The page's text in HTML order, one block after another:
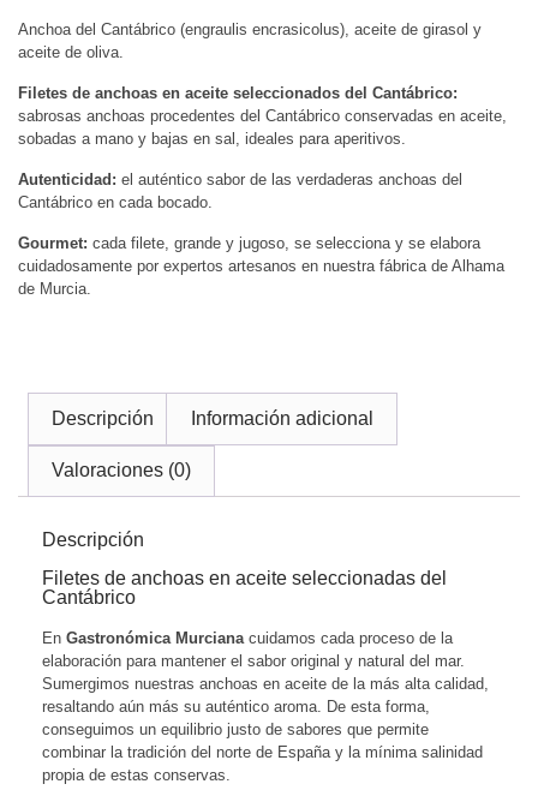
Anchoa del Cantábrico (engraulis encrasicolus), aceite de girasol y
aceite de oliva.
Filetes de anchoas en aceite seleccionados del Cantábrico:
sabrosas anchoas procedentes del Cantábrico conservadas en aceite,
sobadas a mano y bajas en sal, ideales para aperitivos.
Autenticidad: el auténtico sabor de las verdaderas anchoas del
Cantábrico en cada bocado.
Gourmet: cada filete, grande y jugoso, se selecciona y se elabora
cuidadosamente por expertos artesanos en nuestra fábrica de Alhama
de Murcia.
Descripción Información adicional
Valoraciones (0)
Descripción
Filetes de anchoas en aceite seleccionadas del
Cantábrico
En Gastronómica Murcianacuidamos cada proceso de la
elaboración para mantener el sabor original y natural del mar.
Sumergimos nuestras anchoas en aceite de la más alta calidad,
resaltando aún más su auténtico aroma. De esta forma,
conseguimos un equilibrio justo de sabores que permite
combinar la tradición del norte de España y la mínima salinidad
propia de estas conservas.